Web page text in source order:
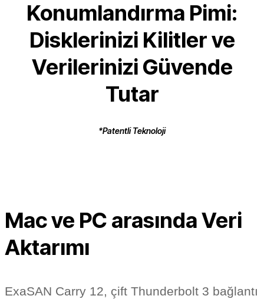
Konumlandırma Pimi:
Disklerinizi Kilitler ve
Verilerinizi Güvende
Tutar
*Patentli Teknoloji
Mac ve PC arasında Veri
Aktarımı
ExaSAN Carry 12, çift Thunderbolt 3 bağlantı